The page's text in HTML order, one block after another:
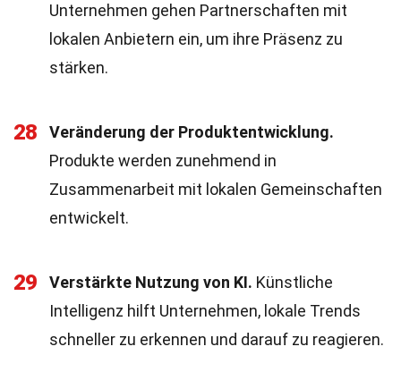
Unternehmen gehen Partnerschaften mit
lokalen Anbietern ein, um ihre Präsenz zu
stärken.
28
Veränderung der Produktentwicklung.
Produkte werden zunehmend in
Zusammenarbeit mit lokalen Gemeinschaften
entwickelt.
29 Verstärkte Nutzung von KI. Künstliche
Intelligenz hilft Unternehmen, lokale Trends
schneller zu erkennen und darauf zu reagieren.